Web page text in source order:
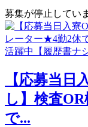
募集が停止してい
【応募当日
し】検査
で...